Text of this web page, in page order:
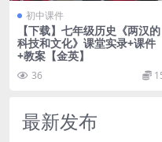
初中课件
【下载】七年级历史《两汉的
科技和文化》课堂实录+课件
+教案【金英】
36
最新发布